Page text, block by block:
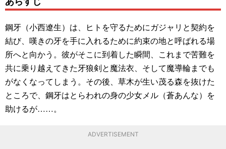
鋼牙（小西遼生）は、ヒトを守るためにガジャリと契約を
結び、嘆きの牙を手に入れるために約束の地と呼ばれる場
所へと向かう。彼がそこに到着した瞬間、これまで苦難を
共に乗り越えてきた牙狼剣と魔法衣、そして魔導輪までも
がなくなってしまう。その後、草木が生い茂る森を抜けた
ところで、鋼牙はとらわれの身の少女メル（蒼あんな）を
助けるが……。
ADVERTISEMENT